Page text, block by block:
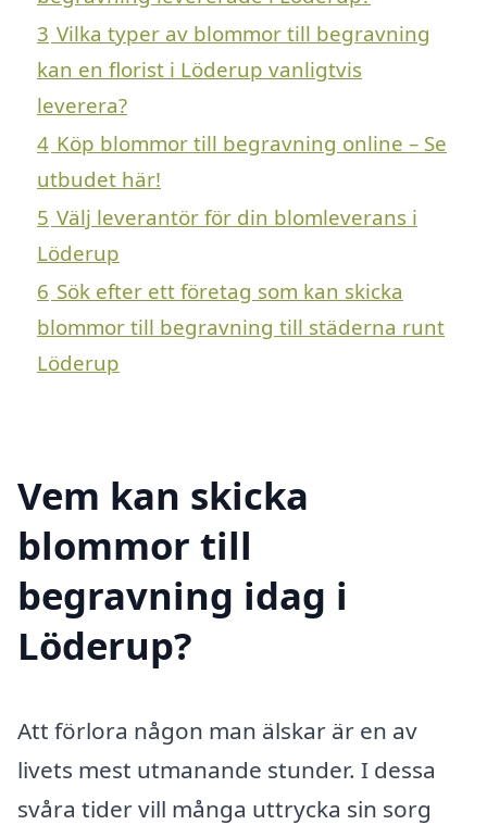
3 Vilka typer av blommor till begravning
kan en florist i Löderup vanligtvis
leverera?
4 Köp blommor till begravning online – Se
utbudet här!
5 Välj leverantör för din blomleverans i
Löderup
6 Sök efter ett företag som kan skicka
blommor till begravning till städerna runt
Löderup
Vem kan skicka
blommor till
begravning idag i
Löderup?
Att förlora någon man älskar är en av
livets mest utmanande stunder. I dessa
svåra tider vill många uttrycka sin sorg